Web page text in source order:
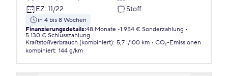
EZ: 11/22 Stoff
in 4 bis 8 Wochen
Finanzierungsdetails:48 Monate 1.954 € Sonderzahlung
5.130 € Schlusszahlung
Kraftstoffverbrauch (kombiniert): 5,7 l/100 km
CO₂-Emissionen
kombiniert: 144 g/km